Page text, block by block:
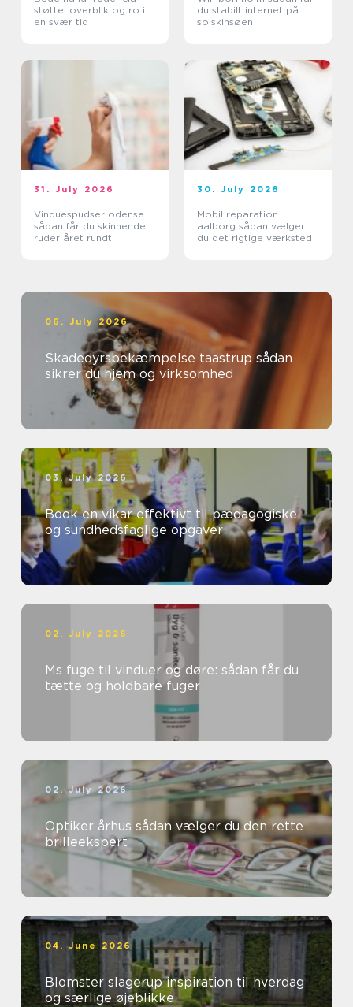
støtte, overblik og ro i
en svær tid
du stabilt internet på
solskinsøen
31. July 2026
Vinduespudser odense
sådan får du skinnende
ruder året rundt
30. July 2026
Mobil reparation
aalborg sådan vælger
du det rigtige værksted
06. July 2026
Skadedyrsbekæmpelse taastrup sådan
sikrer du hjem og virksomhed
03. July 2026
Book en vikar effektivt til pædagogiske
og sundhedsfaglige opgaver
02. July 2026
Ms fuge til vinduer og døre: sådan får du
tætte og holdbare fuger
02. July 2026
Optiker århus sådan vælger du den rette
brilleekspert
04. June 2026
Blomster slagerup inspiration til hverdag
og særlige øjeblikke